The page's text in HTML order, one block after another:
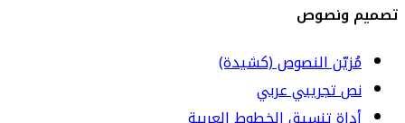
تصميم ونصوص
مُزيّن النصوص (كشيدة)
نص تجريبي عربي